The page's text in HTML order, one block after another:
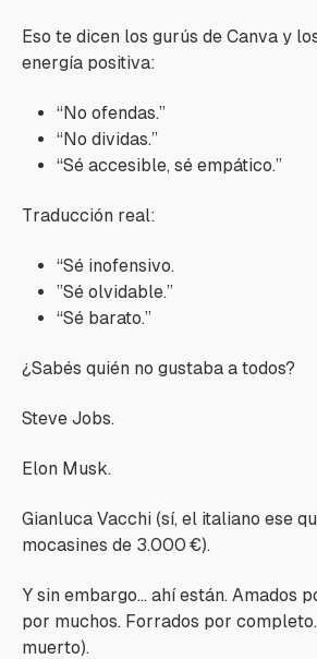
Eso te dicen los gurús de Canva y
energía positiva:
“No ofendas.”
“No dividas.”
“Sé accesible, sé empático.”
Traducción real:
“Sé inofensivo.
”Sé olvidable.”
“Sé barato.”
¿Sabés quién no gustaba a todos?
Steve Jobs.
Elon Musk.
Gianluca Vacchi (sí, el italiano ese
mocasines de 3.000 €).
Y sin embargo... ahí están. Amados
por muchos. Forrados por
muerto).